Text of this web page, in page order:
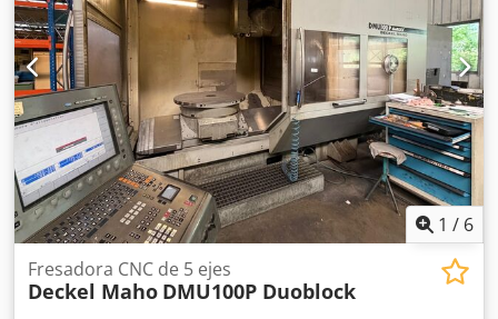
1 / 6
Fresadora CNC de 5 ejes
Deckel Maho DMU100P Duoblock